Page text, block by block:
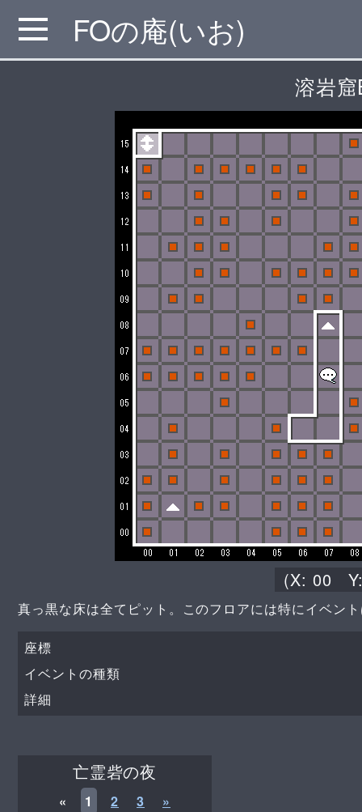
MENU FOの庵(いお)
溶岩
(X: 00
真っ黒な床は全てピット。このフロアには特にイベン
座標
イベントの種類
詳細
亡霊砦の夜
« 1 2 3
»